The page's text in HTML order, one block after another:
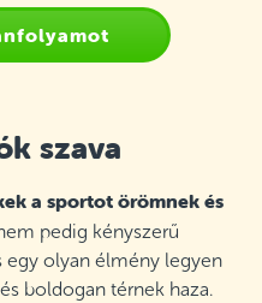
szava
a sportot örömnek és
nem pedig kényszerű
egy olyan élmény legyen
boldogan térnek haza.